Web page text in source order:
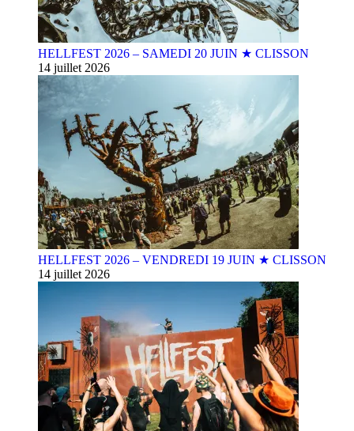
HELLFEST 2026 – SAMEDI 20 JUIN ★ CLISSON
14 juillet 2026
HELLFEST 2026 – VENDREDI 19 JUIN ★ CLISSON
14 juillet 2026